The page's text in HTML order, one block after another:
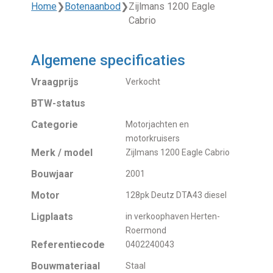
Home❯ Botenaanbod ❯Zijlmans 1200 Eagle
Cabrio
Algemene specificaties
Vraagprijs Verkocht
BTW-status
Categorie
Motorjachten en
motorkruisers
Merk / model Zijlmans 1200 Eagle Cabrio
Bouwjaar 2001
Motor 128pk Deutz DTA43 diesel
Ligplaats
in verkoophaven Herten-
Roermond
Referentiecode 0402240043
Bouwmateriaal Staal